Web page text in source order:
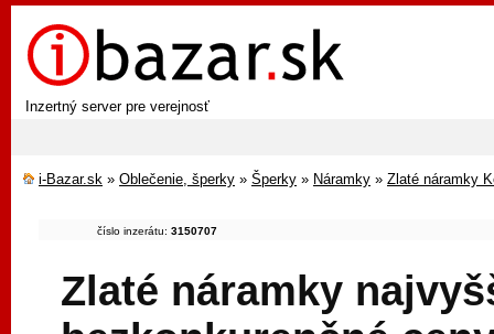
Inzertný server pre verejnosť
i-Bazar.sk » Oblečenie, šperky » Šperky » Náramky » Zlaté náramky
číslo inzerátu: 3150707
Zlaté náramky